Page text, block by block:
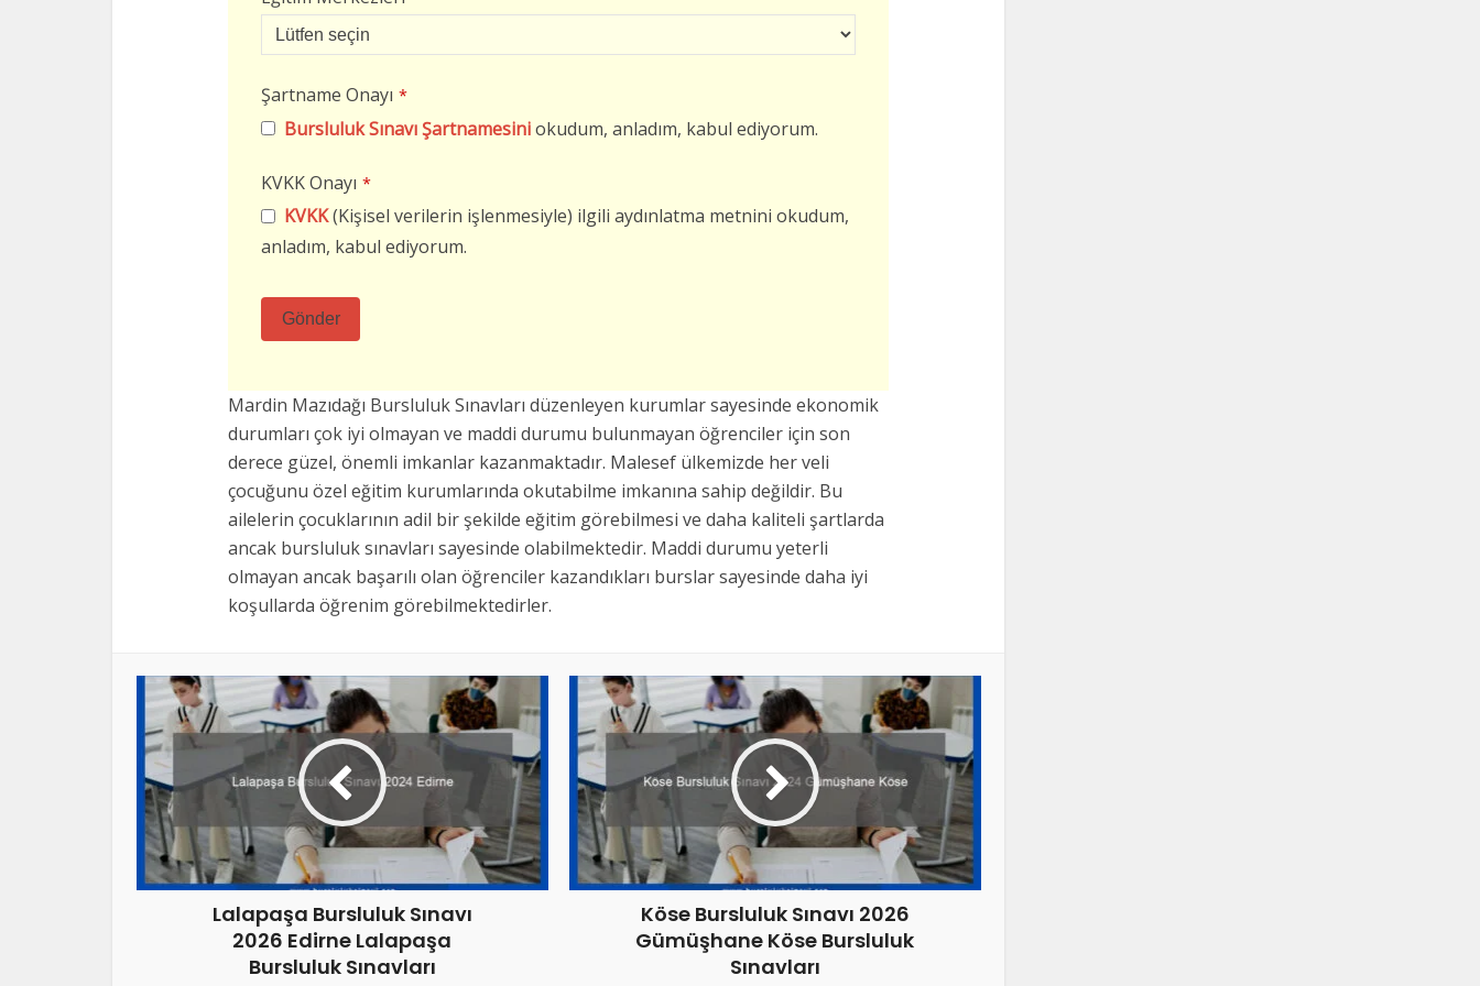
Şartname Onayı *
Bursluluk Sınavı Şartnamesiniokudum, anladım, kabul ediyorum.
KVKK Onayı *
KVKK(Kişisel verilerin işlenmesiyle) ilgili aydınlatma metnini okudum,
anladım, kabul ediyorum.
Gönder
alan
boş
bırakılmalıdır
Mardin Mazıdağı Bursluluk Sınavları düzenleyen kurumlar sayesinde ekonomik
durumları çok iyi olmayan ve maddi durumu bulunmayan öğrenciler için son
derece güzel, önemli imkanlar kazanmaktadır. Malesef ülkemizde her veli
çocuğunu özel eğitim kurumlarında okutabilme imkanına sahip değildir. Bu
ailelerin çocuklarının adil bir şekilde eğitim görebilmesi ve daha kaliteli şartlarda
ancak bursluluk sınavları sayesinde olabilmektedir. Maddi durumu yeterli
olmayan ancak başarılı olan öğrenciler kazandıkları burslar sayesinde daha iyi
koşullarda öğrenim görebilmektedirler.
Lalapaşa Bursluluk Sınavı
2026 Edirne Lalapaşa
Bursluluk Sınavları
Köse Bursluluk Sınavı 2026
Gümüşhane Köse Bursluluk
Sınavları